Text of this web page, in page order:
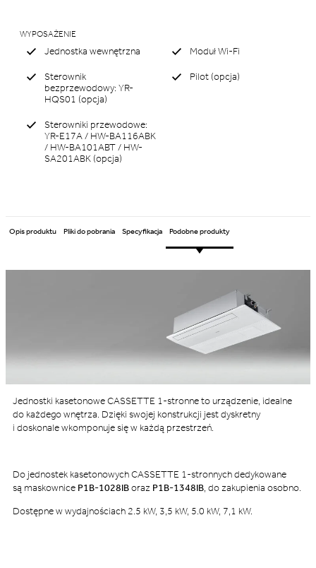
WYPOSAŻENIE
Jednostka wewnętrzna Moduł Wi-Fi
Sterownik
bezprzewodowy: YR-
HQS01 (opcja)
Pilot (opcja)
Sterowniki przewodowe:
YR-E17A / HW-BA116ABK
/ HW-BA101ABT / HW-
SA201ABK (opcja)
Opis produktu Pliki do pobrania Specyfikacja Podobne produkty
Jednostki kasetonowe CASSETTE 1-stronne to urządzenie, idealne
do każdego wnętrza. Dzięki swojej konstrukcji jest dyskretny
i doskonale wkomponuje się w każdą przestrzeń.
Do jednostek kasetonowych CASSETTE 1-stronnych dedykowane
są maskownice P1B-1028IBoraz P1B-1348IB, do zakupienia osobno.
Dostępne w wydajnościach 2.5 kW, 3,5 kW, 5.0 kW, 7,1 kW.